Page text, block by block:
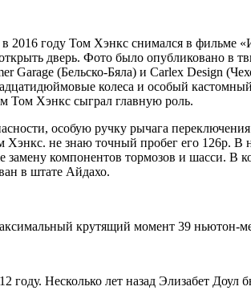
2016 году Том Хэнкс снимался в фильме
дверь. Фото было опубликовано в
Garage (Бельско-Бяла) и Carlex Design
колеса и особый
Том Хэнкс сыграл главную роль.
особую ручку рычага
не знаю точный пробег его 126р.
компонентов тормозов и шасси. В
в штате Айдахо.
крутящий момент 39 ньютон-
Несколько лет назад Элизабет